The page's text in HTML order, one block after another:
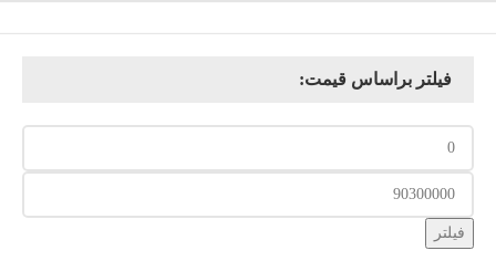
فیلتر براساس قیمت:
فیلتر